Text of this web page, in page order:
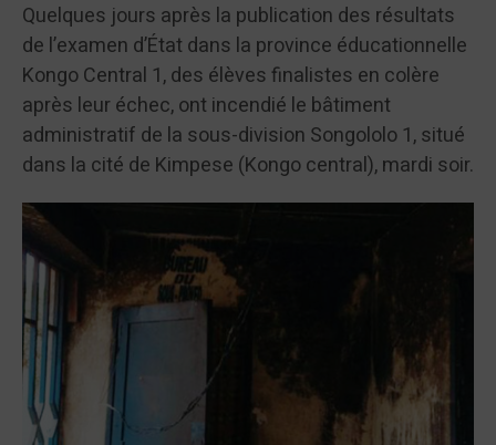
Quelques jours après la publication des résultats
de l’examen d’État dans la province éducationnelle
Kongo Central 1, des élèves finalistes en colère
après leur échec, ont incendié le bâtiment
administratif de la sous-division Songololo 1, situé
dans la cité de Kimpese (Kongo central), mardi soir.